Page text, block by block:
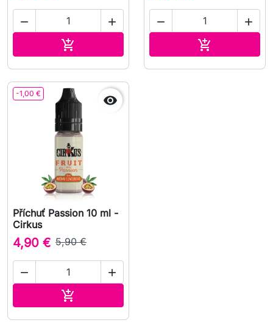
 

 

-1,00 € 
Příchuť Passion 10 ml -
Cirkus
4,90 € 5,90 €
 
